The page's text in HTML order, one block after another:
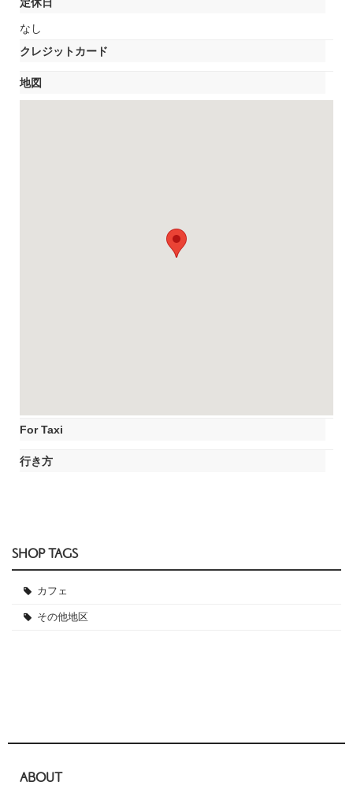
なし
クレジットカード
地図
For Taxi
行き方
SHOP TAGS
カフェ
その他地区
ABOUT